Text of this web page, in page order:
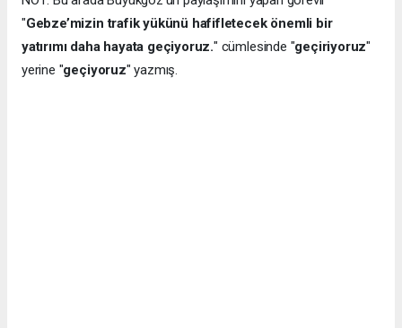
"Gebze’mizin trafik yükünü hafifletecek önemli bir
yatırımı daha hayata geçiyoruz." cümlesinde "geçiriyoruz"
yerine "geçiyoruz" yazmış.